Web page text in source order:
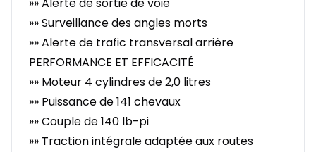
»» Surveillance des angles morts
»» Alerte de trafic transversal arrière
PERFORMANCE ET EFFICACITÉ
»» Moteur 4 cylindres de 2,0 litres
»» Puissance de 141 chevaux
»» Couple de 140 lb-pi
»» Traction intégrale adaptée aux routes